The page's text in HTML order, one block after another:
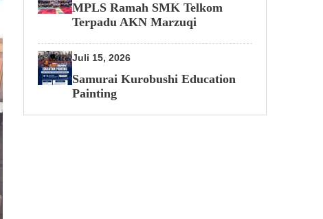
MPLS Ramah SMK Telkom
Terpadu AKN Marzuqi
Juli 15, 2026
Samurai Kurobushi Education
Painting